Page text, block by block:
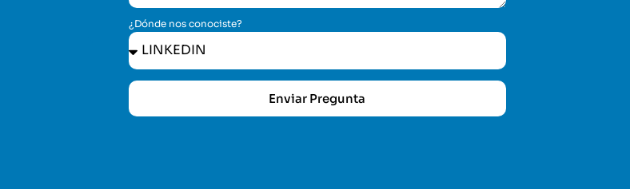
¿Dónde nos conociste?
Enviar Pregunta